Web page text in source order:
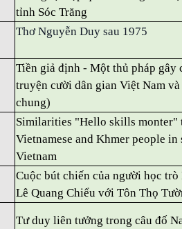
tỉnh Sóc Trăng
Thơ Nguyễn Duy sau 1975
Tiền giả định - Một thủ pháp gây
truyện cười dân gian Việt Nam
chung)
Similarities "Hello skills monter"
Vietnamese and Khmer people in
Vietnam
Cuộc bút chiến của người học trò
Lê Quang Chiểu với Tôn Thọ
Tư duy liên tưởng trong câu đố